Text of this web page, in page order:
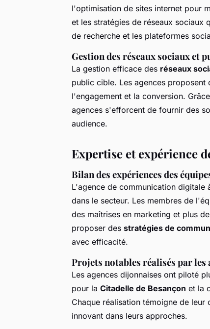
l'optimisation de sites internet pour
et les stratégies de réseaux sociaux
de recherche et les plateformes
Gestion des réseaux sociaux et
La gestion efficace des réseaux
public cible. Les agences proposent
l'engagement et la conversion.
agences s'efforcent de fournir des
audience.
Expertise et expérience
Bilan des expériences des
L'agence de communication digitale
dans le secteur. Les membres de
des maîtrises en marketing et plus
proposer des stratégies de
avec efficacité.
Projets notables réalisés par les
Les agences dijonnaises ont piloté
pour la Citadelle de Besançon et la
Chaque réalisation témoigne de
innovant dans leurs approches.